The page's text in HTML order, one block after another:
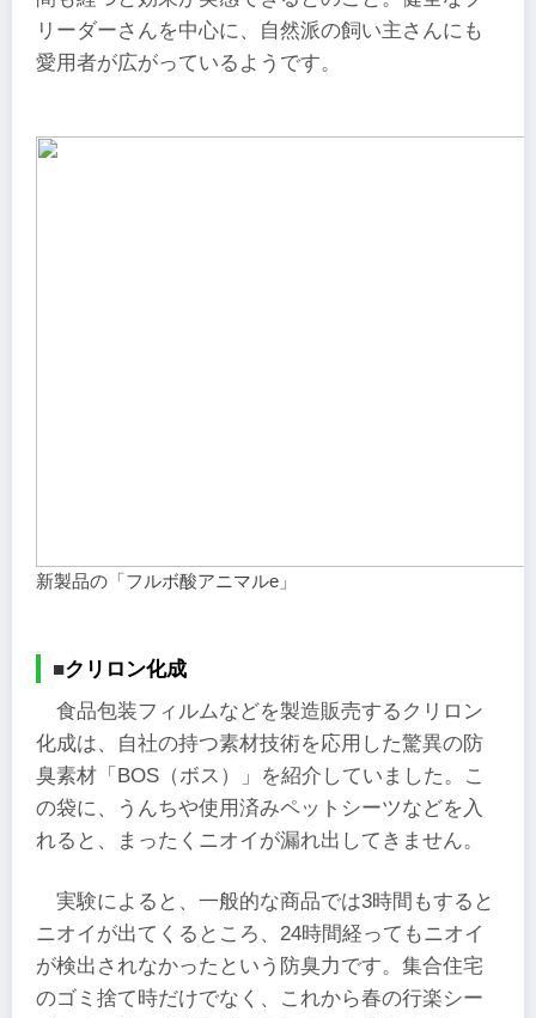
リーダーさんを中心に、自然派の飼い主さんにも
愛用者が広がっているようです。
新製品の「フルボ酸アニマルe」
■クリロン化成
食品包装フィルムなどを製造販売するクリロン
化成は、自社の持つ素材技術を応用した驚異の防
臭素材「BOS（ボス）」を紹介していました。こ
の袋に、うんちや使用済みペットシーツなどを入
れると、まったくニオイが漏れ出してきません。
実験によると、一般的な商品では3時間もすると
ニオイが出てくるところ、24時間経ってもニオイ
が検出されなかったという防臭力です。集合住宅
のゴミ捨て時だけでなく、これから春の行楽シー